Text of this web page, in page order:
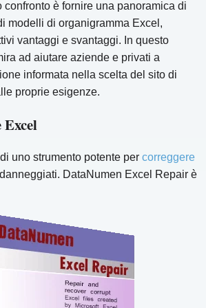
confronto è fornire una panoramica di
modelli di organigramma Excel,
vantaggi e svantaggi. In questo
ad aiutare aziende e privati ​​a
informata nella scelta del sito di
proprie esigenze.
Excel
uno strumento potente percorreggere
DataNumen Excel Repair è